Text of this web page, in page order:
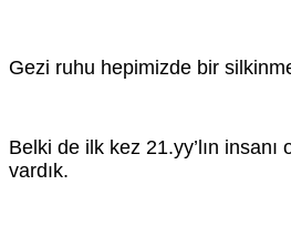
Gezi ruhu hepimizde bir
Belki de ilk kez 21.yy’lın insanı
vardık.